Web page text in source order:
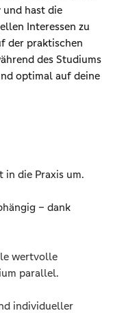
und hast die
Interessen zu
der praktischen
des Studiums
optimal auf deine
in die Praxis um.
– dank
wertvolle
parallel.
individueller